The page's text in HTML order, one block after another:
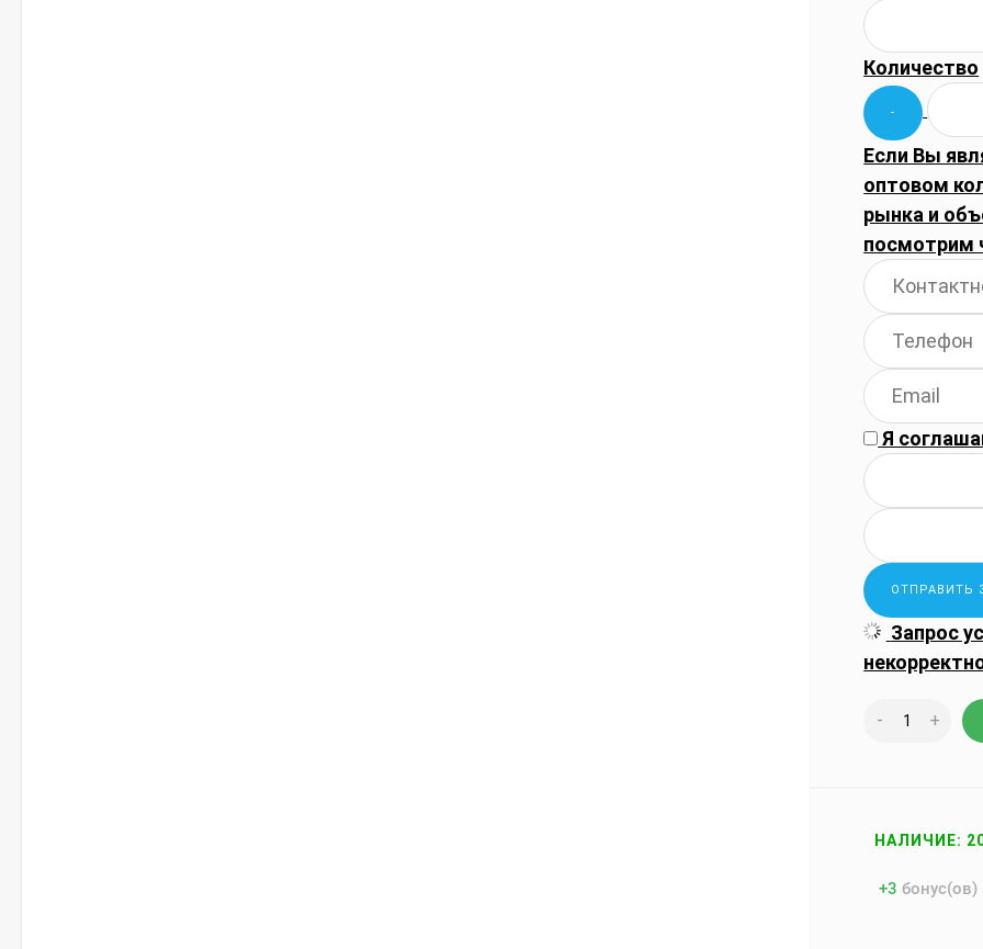
Количество
Если Вы
оптовом
рынка и
посмотрим
Я
Запрос
- +
НАЛИЧИЕ:
+3 бонус(ов)